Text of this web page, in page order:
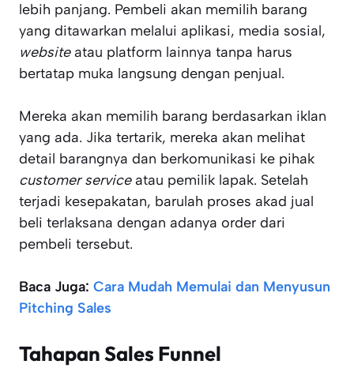
lebih panjang. Pembeli akan memilih barang
yang ditawarkan melalui aplikasi, media sosial,
websiteatau platform lainnya tanpa harus
bertatap muka langsung dengan penjual.
Mereka akan memilih barang berdasarkan iklan
yang ada. Jika tertarik, mereka akan melihat
detail barangnya dan berkomunikasi ke pihak
customer serviceatau pemilik lapak. Setelah
terjadi kesepakatan, barulah proses akad jual
beli terlaksana dengan adanya order dari
pembeli tersebut.
Baca Juga: Cara Mudah Memulai dan Menyusun
Pitching Sales
Tahapan Sales Funnel